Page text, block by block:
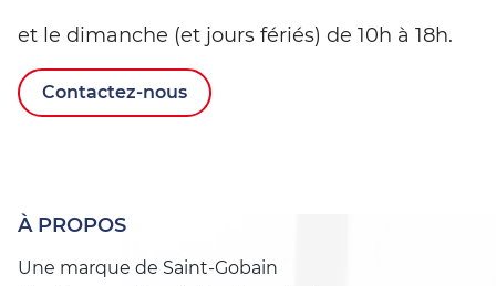
et le dimanche (et jours fériés) de 10h à 18h.
Contactez-nous
À PROPOS
Une marque de Saint-Gobain